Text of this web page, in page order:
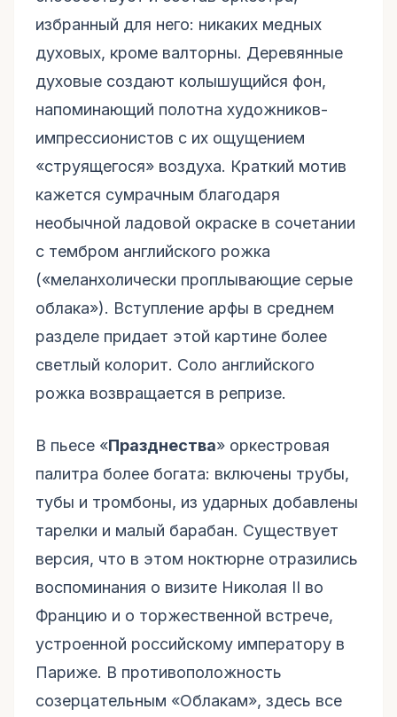
избранный для него: никаких медных
духовых, кроме валторны. Деревянные
духовые создают колышущийся фон,
напоминающий полотна художников-
импрессионистов с их ощущением
«струящегося» воздуха. Краткий мотив
кажется сумрачным благодаря
необычной ладовой окраске в сочетании
с тембром английского рожка
(«меланхолически проплывающие серые
облака»). Вступление арфы в среднем
разделе придает этой картине более
светлый колорит. Соло английского
рожка возвращается в репризе.
В пьесе «Празднества» оркестровая
палитра более богата: включены трубы,
тубы и тромбоны, из ударных добавлены
тарелки и малый барабан. Существует
версия, что в этом ноктюрне отразились
воспоминания о визите Николая II во
Францию и о торжественной встрече,
устроенной российскому императору в
Париже. В противоположность
созерцательным «Облакам», здесь все